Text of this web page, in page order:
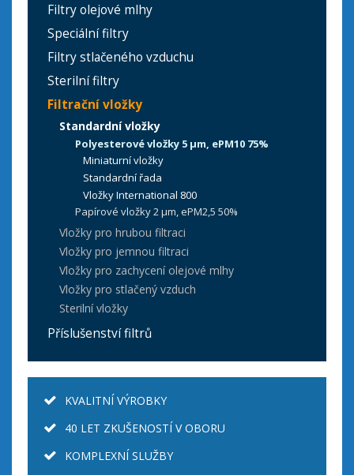
Filtry olejové mlhy
Speciální filtry
Filtry stlačeného vzduchu
Sterilní filtry
Filtrační vložky
Standardní vložky
Polyesterové vložky 5 µm, ePM10 75%
Miniaturní vložky
Standardní řada
Vložky International 800
Papírové vložky 2 µm, ePM2,5 50%
Vložky pro hrubou filtraci
Vložky pro jemnou filtraci
Vložky pro zachycení olejové mlhy
Vložky pro stlačený vzduch
Sterilní vložky
Příslušenství filtrů
KVALITNÍ VÝROBKY
40 LET ZKUŠENOSTÍ V OBORU
KOMPLEXNÍ SLUŽBY